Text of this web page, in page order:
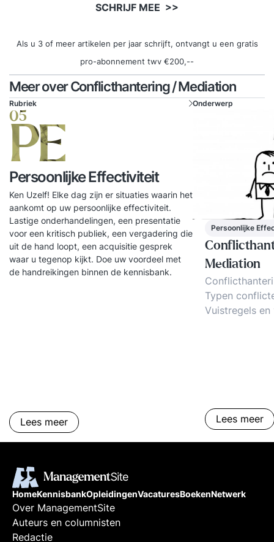
SCHRIJF MEE >>
Als u 3 of meer artikelen per jaar schrijft, ontvangt u een gratis
pro-abonnement twv €200,--
Meer over Conflicthantering / Mediation
Rubriek
05
PE
Persoonlijke Effectiviteit
Ken Uzelf! Elke dag zijn er situaties waarin het
aankomt op uw persoonlijke effectiviteit.
Lastige onderhandelingen, een presentatie
voor een kritisch publiek, een vergadering die
uit de hand loopt, een acquisitie gesprek
waar u tegenop kijkt. Doe uw voordeel met
de handreikingen binnen de kennisbank.
Lees meer
Onderwerp
Persoonlijke
Mediation
Typen
Vuistregels
Lees meer
HomeKennisbankOpleidingenVacaturesBoekenNetwerk
Over ManagementSite
Auteurs en columnisten
Redactie